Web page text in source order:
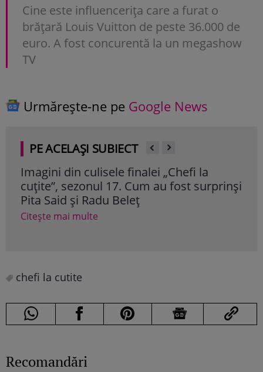
Cine este influencerița care a furat o
brățară Louis Vuitton de peste 36.000 de
euro. A fost concurentă la un megashow
TV
Urmărește-ne pe Google News
PE ACELAȘI SUBIECT
Imagini din culisele finalei „Chefi la
cuțite”, sezonul 17. Cum au fost surprinși
Pita Said și Radu Beleț
Citește mai multe
chefi la cutite
Recomandări